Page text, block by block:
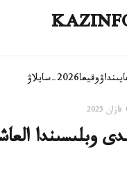
وقيعا2026-سايلاۋ
وبلىسىندا